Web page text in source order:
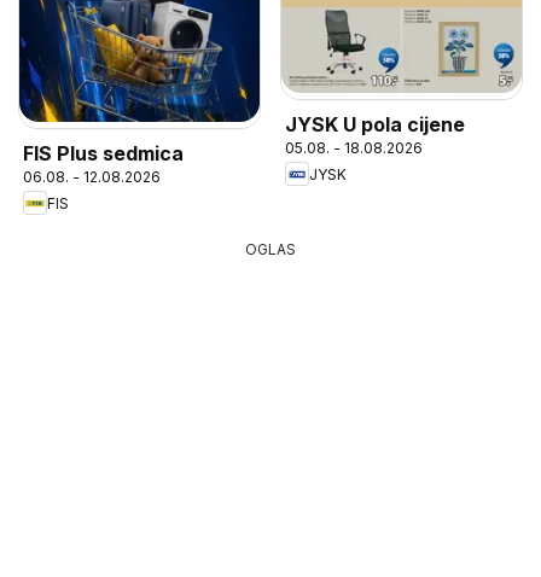
FIS Plus sedmica
06.08. - 12.08.2026
FIS
JYSK U pola cijene
05.08. - 18.08.2026
JYSK
OGLAS